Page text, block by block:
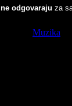
ne odgovaraju za
Muzika